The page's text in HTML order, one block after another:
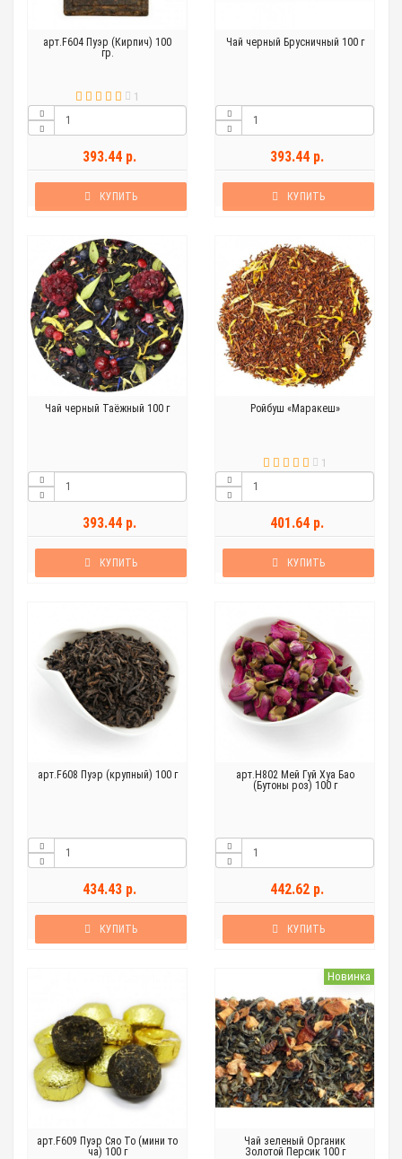
арт.F604 Пуэр (Кирпич) 100
гр.
1
393.44 р.
КУПИТЬ
Чай черный Брусничный 100 г
393.44 р.
КУПИТЬ
Чай черный Таёжный 100 г
393.44 р.
КУПИТЬ
Ройбуш «Маракеш»
1
401.64 р.
КУПИТЬ
арт.F608 Пуэр (крупный) 100 г
434.43 р.
КУПИТЬ
арт.H802 Мей Гуй Хуа Бао
(Бутоны роз) 100 г
442.62 р.
КУПИТЬ
арт.F609 Пуэр Сяо То (мини то
ча) 100 г
Новинка
Чай зеленый Органик
Золотой Персик 100 г